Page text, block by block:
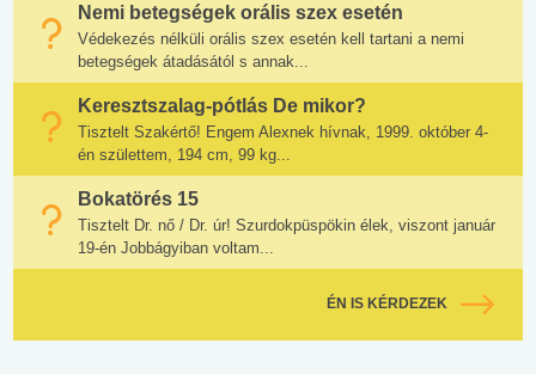
Nemi betegségek orális szex esetén
Védekezés nélküli orális szex esetén kell tartani a nemi
betegségek átadásától s annak...
Keresztszalag-pótlás De mikor?
Tisztelt Szakértő! Engem Alexnek hívnak, 1999. október 4-
én születtem, 194 cm, 99 kg...
Bokatörés 15
Tisztelt Dr. nő / Dr. úr! Szurdokpüspökin élek, viszont január
19-én Jobbágyiban voltam...
ÉN IS KÉRDEZEK